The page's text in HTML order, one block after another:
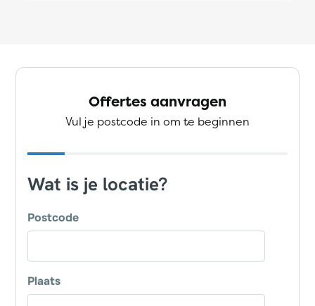
Offertes aanvragen
Vul je postcode in om te beginnen